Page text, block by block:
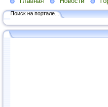
Поиск на портале...